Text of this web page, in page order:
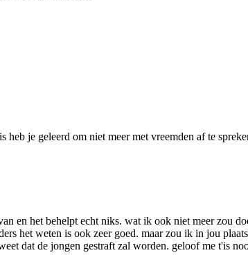
heb je geleerd om niet meer met vreemden af te
en het behelpt echt niks. wat ik ook niet meer zou
het weten is ook zeer goed. maar zou ik in jou
dat de jongen gestraft zal worden. geloof me t'is